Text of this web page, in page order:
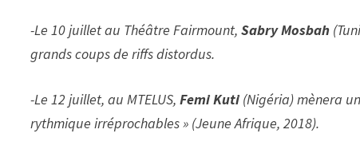
-Le 10 juillet au Théâtre Fairmount, Sabry Mosbah
grands coups de riffs distordus.
-Le 12 juillet, au MTELUS, Femi Kuti(Nigéria) mènera
rythmique irréprochables » (Jeune Afrique, 2018).